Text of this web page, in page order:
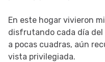
En este hogar vivieron
disfrutando cada día del
a pocas cuadras, aún
vista privilegiada.